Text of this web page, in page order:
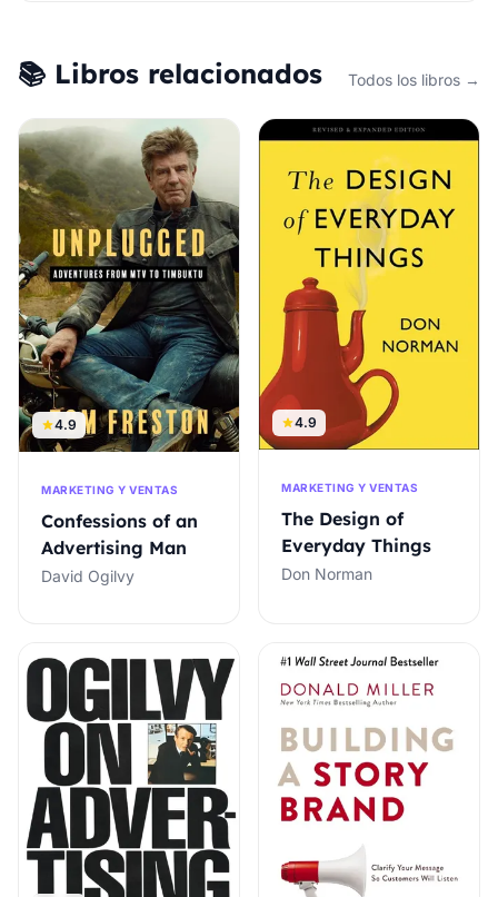
📚 Libros relacionados Todos los libros →
4.9
MARKETING Y VENTAS
Confessions of an
Advertising Man
David Ogilvy
4.9
MARKETING Y VENTAS
The Design of
Everyday Things
Don Norman